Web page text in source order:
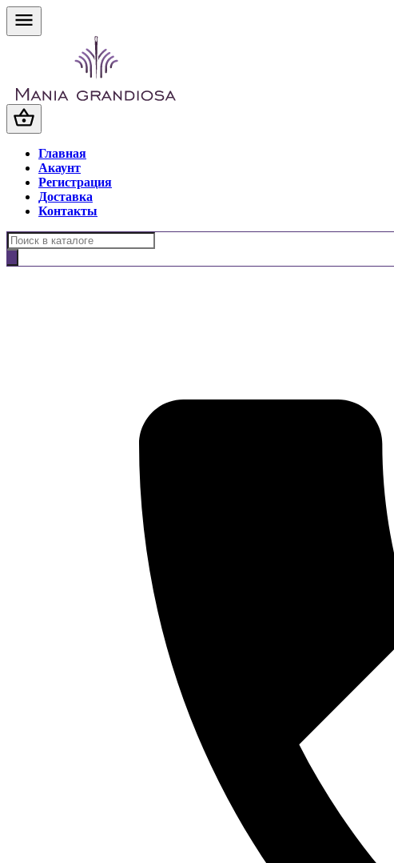
Главная
Акаунт
Регистрация
Доставка
Контакты